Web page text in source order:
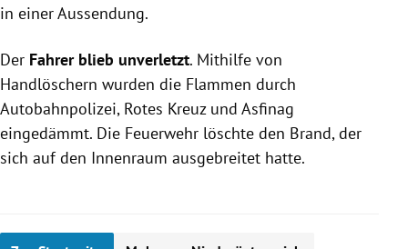
in einer Aussendung.
Der Fahrer blieb unverletzt. Mithilfe von
Handlöschern wurden die Flammen durch
Autobahnpolizei, Rotes Kreuz und Asfinag
eingedämmt. Die Feuerwehr löschte den Brand, der
sich auf den Innenraum ausgebreitet hatte.